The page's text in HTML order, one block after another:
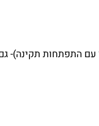
עם התפתחות תקינה)-